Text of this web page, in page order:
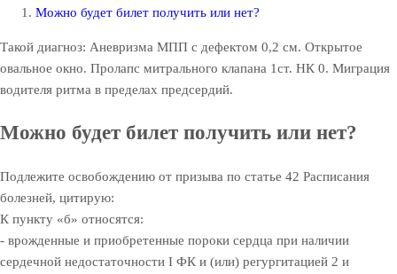
Можно будет билет получить или нет?
Такой диагноз: Аневризма МПП с дефектом 0,2 см. Открытое
овальное окно. Пролапс митрального клапана 1ст. НК 0. Миграция
водителя ритма в пределах предсердий.
Можно будет билет получить или нет?
Подлежите освобождению от призыва по статье 42 Расписания
болезней, цитирую:
К пункту «б» относятся:
- врожденные и приобретенные пороки сердца при наличии
сердечной недостаточности I ФК и (или) регургитацией 2 и